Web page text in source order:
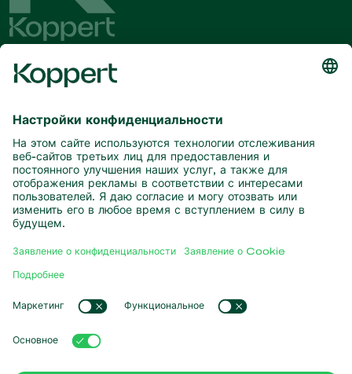
и актуальной информации
Подписаться здесь
Партнерство с природой
Паразитические осы
Полезные нематоды
Полезные микроорганизмы
Защита сельскохозяйственных культур
О компании Koppert
Новости и информация
Работа в Koppert
Контактные данные
Популярные ссылки
Опыт наших клиентов
Koppert Global